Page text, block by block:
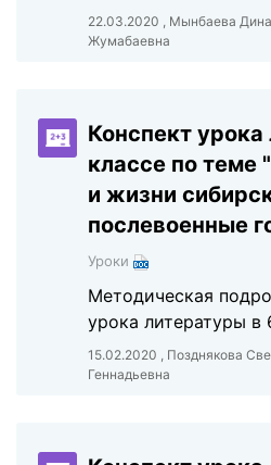
22.03.2020 , Мынбаева
Жумабаевна
Конспект
классе по теме
и жизни
послевоенные
Уроки
Методическая
урока литературы в
15.02.2020 , Позднякова
Геннадьевна